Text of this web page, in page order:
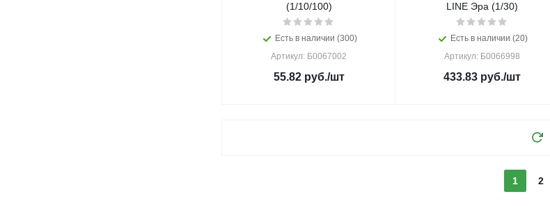
(1/10/100)
Есть в наличии (300)
Артикул: Б0067002
55.82руб./шт
LINE Эра (1/30)
Есть в наличии (20)
Артикул: Б0066998
433.83 руб./шт
1 2